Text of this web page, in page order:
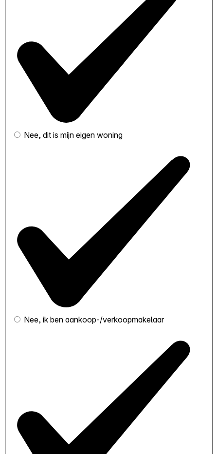
Nee, dit is mijn eigen woning
Nee, ik ben aankoop-/verkoopmakelaar